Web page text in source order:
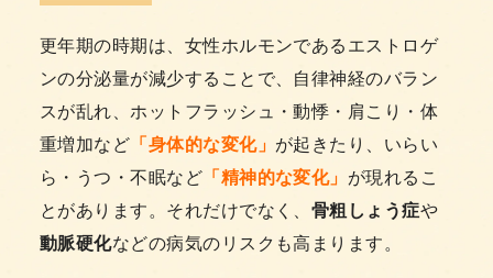
更年期の時期は、女性ホルモンであるエストロゲ
ンの分泌量が減少することで、自律神経のバラン
スが乱れ、ホットフラッシュ・動悸・肩こり・体
重増加など 「身体的な変化」 が起きたり、いらい
ら・うつ・不眠など 「精神的な変化」 が現れるこ
とがあります。それだけでなく、 骨粗しょう症や
動脈硬化などの病気のリスクも高まります。